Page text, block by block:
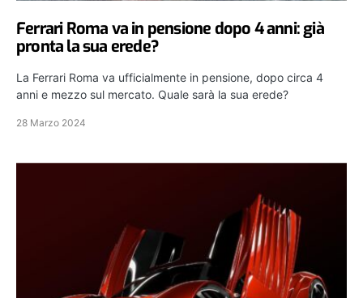
Ferrari Roma va in pensione dopo 4 anni: già
pronta la sua erede?
La Ferrari Roma va ufficialmente in pensione, dopo circa 4
anni e mezzo sul mercato. Quale sarà la sua erede?
28 Marzo 2024